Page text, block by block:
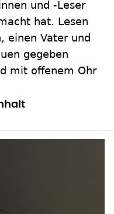
und -Leser
hat. Lesen
einen Vater und
gegeben
mit offenem Ohr